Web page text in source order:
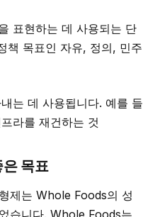
표현하는 데 사용되는 단
책 목표인 자유, 정의, 민주
는 데 사용됩니다. 예를 들
라를 재건하는 것
목표
제는 Whole Foods의 성
습니다. Whole Foods는